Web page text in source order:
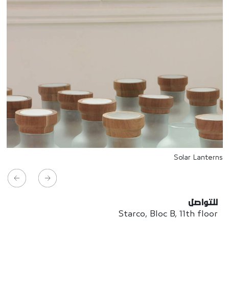
Solar Lanterns
للتواصل
Starco, Bloc B, 11th floor